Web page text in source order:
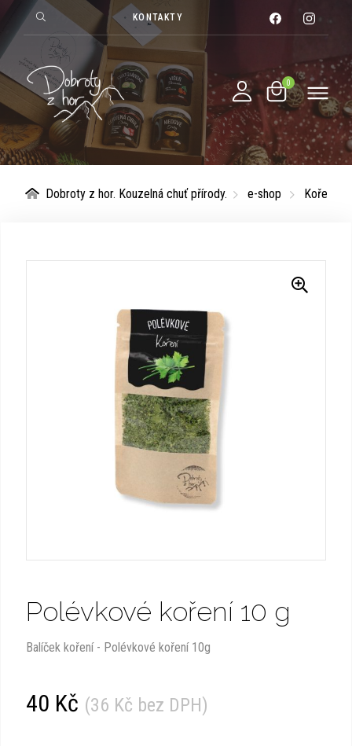
KONTAKTY
Dobroty z hor. Kouzelná chuť přírody. e-shop Koření
Polévkové koření 10 g
Balíček koření - Polévkové koření 10g
40 Kč (36 Kč bez DPH)